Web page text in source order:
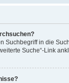
Suchbegriff in die
Suche“-Link